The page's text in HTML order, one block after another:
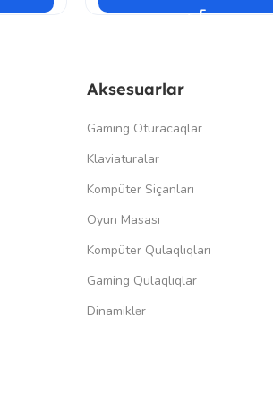
Aksesuarlar
Gaming Oturacaqlar
Klaviaturalar
Kompüter Siçanları
Oyun Masası
Kompüter Qulaqlıqları
Gaming Qulaqlıqlar
Dinamiklər